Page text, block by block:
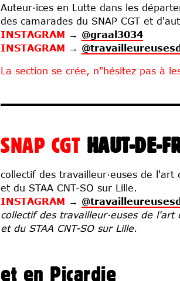
Auteur·ices en Lutte dans les
des camarades du SNAP CGT et
INSTAGRAM → @graal3034
INSTAGRAM →
La section se crée, n"hésitez pas à
SNAP CGT HAUT-DE-
collectif des travailleur·euses de l'art
et du STAA CNT-SO sur Lille.
INSTAGRAM →
collectif des travailleur·euses de l'art
et du STAA CNT-SO sur Lille.
et en Picardie